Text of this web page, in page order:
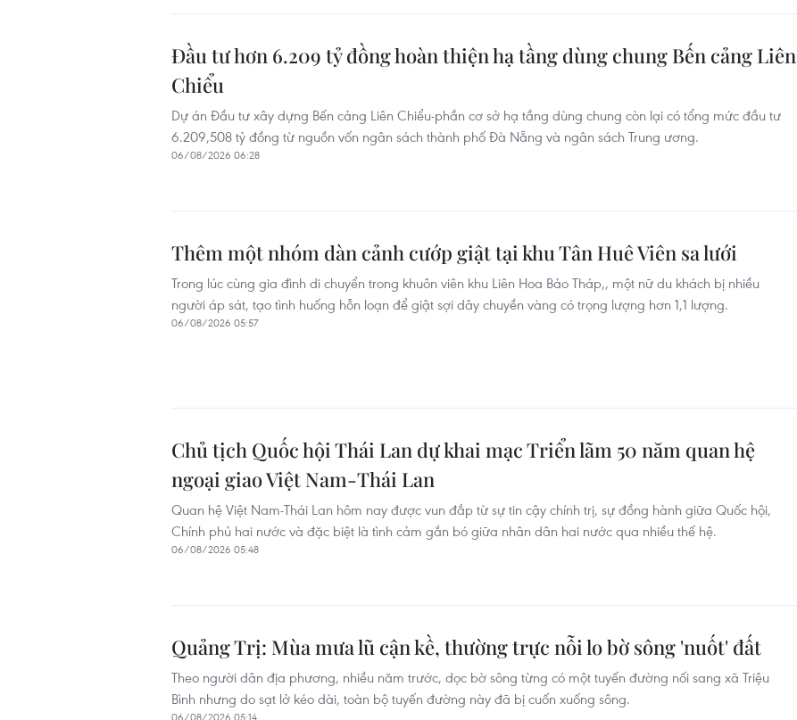
Đầu tư hơn 6.209 tỷ đồng hoàn thiện hạ tầng dùng chung Bến cảng Liên
Chiểu
Dự án Đầu tư xây dựng Bến cảng Liên Chiểu-phần cơ sở hạ tầng dùng chung còn lại có tổng mức đầu tư
6.209,508 tỷ đồng từ nguồn vốn ngân sách thành phố Đà Nẵng và ngân sách Trung ương.
06/08/2026 06:28
Thêm một nhóm dàn cảnh cướp giật tại khu Tân Huê Viên sa lưới
Trong lúc cùng gia đình di chuyển trong khuôn viên khu Liên Hoa Bảo Tháp,, một nữ du khách bị nhiều
người áp sát, tạo tình huống hỗn loạn để giật sợi dây chuyền vàng có trọng lượng hơn 1,1 lượng.
06/08/2026 05:57
Chủ tịch Quốc hội Thái Lan dự khai mạc Triển lãm 50 năm quan hệ
ngoại giao Việt Nam-Thái Lan
Quan hệ Việt Nam-Thái Lan hôm nay được vun đắp từ sự tin cậy chính trị, sự đồng hành giữa Quốc hội,
Chính phủ hai nước và đặc biệt là tình cảm gắn bó giữa nhân dân hai nước qua nhiều thế hệ.
06/08/2026 05:48
Quảng Trị: Mùa mưa lũ cận kề, thường trực nỗi lo bờ sông 'nuốt' đất
Theo người dân địa phương, nhiều năm trước, dọc bờ sông từng có một tuyến đường nối sang xã Triệu
Bình nhưng do sạt lở kéo dài, toàn bộ tuyến đường này đã bị cuốn xuống sông.
06/08/2026 05:14